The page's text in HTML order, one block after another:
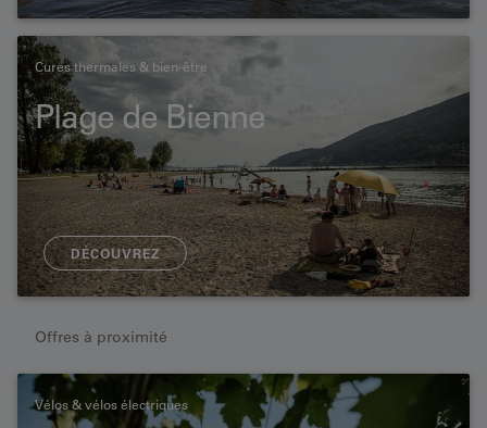
Cures thermales & bien-être
Plage de Bienne
DÉCOUVREZ
Offres à proximité
Vélos & vélos électriques